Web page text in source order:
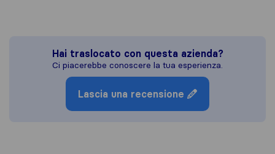
Hai traslocato con questa azienda?
Ci piacerebbe conoscere la tua esperienza.
Lascia una recensione